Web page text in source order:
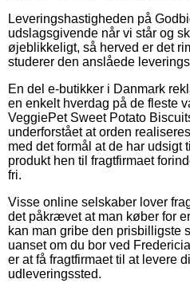
Leveringshastigheden på
udslagsgivende når vi står og
øjeblikkeligt, så herved er det
studerer den anslåede
En del e-butikker i Danmark
en enkelt hverdag på de fleste
VeggiePet Sweet Potato
underforstået at orden
med det formål at de har udsigt
produkt hen til fragtfirmaet
fri.
Visse online selskaber lover
det påkrævet at man køber for
kan man gribe den prisbilligste
uanset om du bor ved
er at få fragtfirmaet til at levere
udleveringssted.